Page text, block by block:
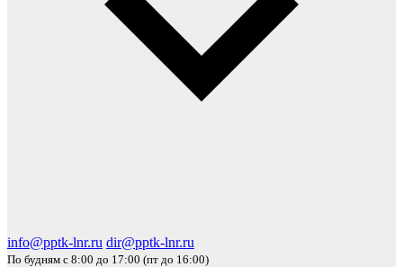
info@pptk-lnr.ru dir@pptk-lnr.ru
По будням с 8:00 до 17:00 (пт до 16:00)